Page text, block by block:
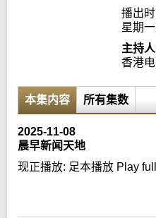
播出时
星期
主持
香港
本集内容 所有集数
2025-11-08
晨早新闻天地
现正播放: 足本播放 Play